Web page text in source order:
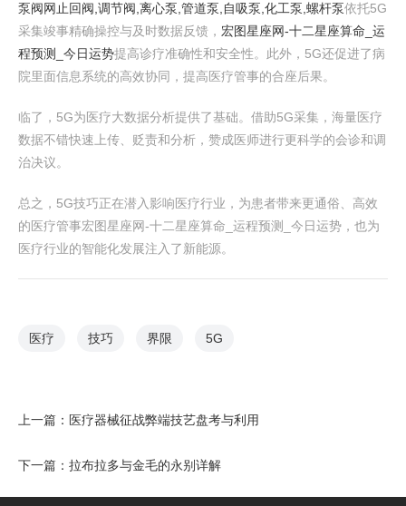
泵阀网止回阀,调节阀,离心泵,管道泵,自吸泵,化工泵,螺杆泵依托5G
采集竣事精确操控与及时数据反馈， 宏图星座网-十二星座算命_运
程预测_今日运势提高诊疗准确性和安全性。此外，5G还促进了病
院里面信息系统的高效协同，提高医疗管事的合座后果。
临了，5G为医疗大数据分析提供了基础。借助5G采集，海量医疗
数据不错快速上传、贬责和分析，赞成医师进行更科学的会诊和调
治决议。
总之，5G技巧正在潜入影响医疗行业，为患者带来更通俗、高效
的医疗管事宏图星座网-十二星座算命_运程预测_今日运势，也为
医疗行业的智能化发展注入了新能源。
医疗 技巧 界限 5G
上一篇： 医疗器械征战弊端技艺盘考与利用
下一篇： 拉布拉多与金毛的永别详解